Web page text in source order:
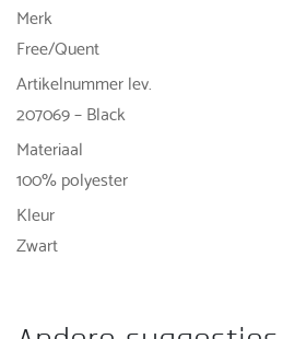
Merk
Free/Quent
Artikelnummer lev.
207069 – Black
Materiaal
100% polyester
Kleur
Zwart